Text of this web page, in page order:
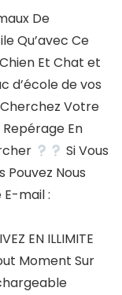
De
Qu’avec Ce
Et Chat et
d’école de vos
Votre
En
Si Vous
Pouvez Nous
mail :
EN ILLIMITE
Moment Sur